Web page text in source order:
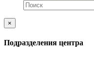
×
Подразделения центра